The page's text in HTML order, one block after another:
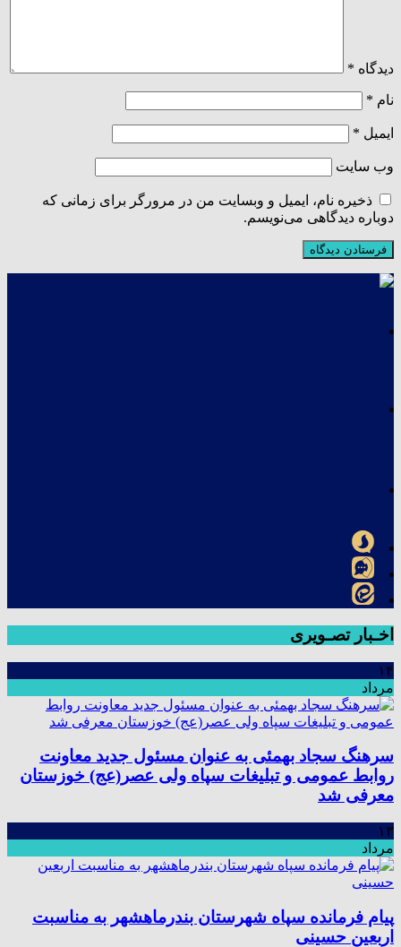
دیدگاه *
نام *
ایمیل *
وب‌ سایت
ذخیره نام، ایمیل و وبسایت من در مرورگر برای زمانی که
دوباره دیدگاهی می‌نویسم.
اخـبار تصـویری
۱۴
مرداد
سرهنگ سجاد بهمئی به عنوان مسئول جدید معاونت
روابط عمومی و تبلیغات سپاه ولی عصر(عج) خوزستان
معرفی شد
۱۳
مرداد
پیام فرمانده سپاه شهرستان بندرماهشهر به مناسبت
اربعین حسینی